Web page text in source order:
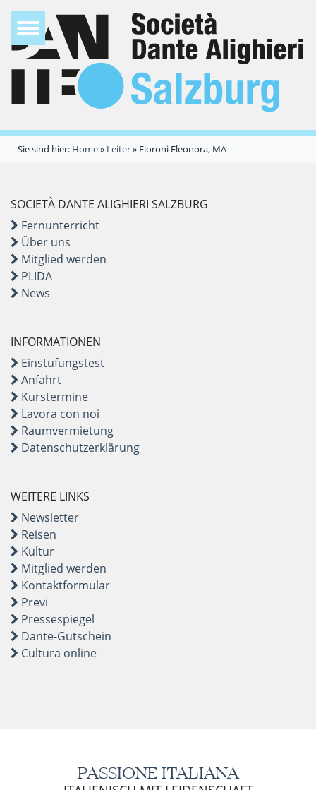
Sie sind hier: Home» Leiter» Fioroni Eleonora, MA
SOCIETÀ DANTE ALIGHIERI SALZBURG
Fernunterricht
Über uns
Mitglied werden
PLIDA
News
INFORMATIONEN
Einstufungstest
Anfahrt
Kurstermine
Lavora con noi
Raumvermietung
Datenschutzerklärung
WEITERE LINKS
Newsletter
Reisen
Kultur
Mitglied werden
Kontaktformular
Previ
Pressespiegel
Dante-Gutschein
Cultura online
PASSIONE ITALIANA